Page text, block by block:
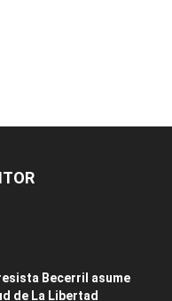
Becerril asume
de La Libertad